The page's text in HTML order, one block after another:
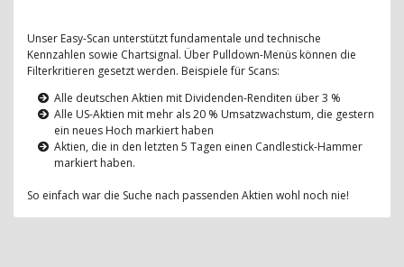
Unser Easy-Scan unterstützt fundamentale und technische
Kennzahlen sowie Chartsignal. Über Pulldown-Menüs können die
Filterkritieren gesetzt werden. Beispiele für Scans:
Alle deutschen Aktien mit Dividenden-Renditen über 3 %
Alle US-Aktien mit mehr als 20 % Umsatzwachstum, die gestern
ein neues Hoch markiert haben
Aktien, die in den letzten 5 Tagen einen Candlestick-Hammer
markiert haben.
So einfach war die Suche nach passenden Aktien wohl noch nie!